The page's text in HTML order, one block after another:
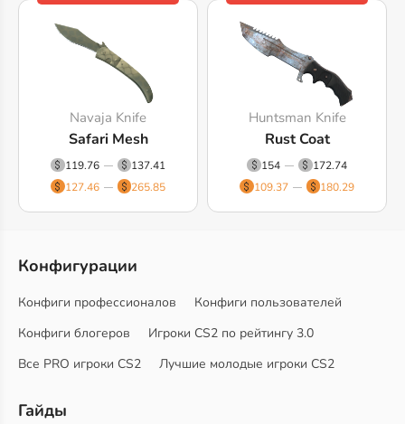
Navaja Knife
Safari Mesh
119.76
137.41
127.46
265.85
Huntsman Knife
Rust Coat
154
172.74
109.37
180.29
Конфигурации
Конфиги профессионалов
Конфиги пользователей
Конфиги блогеров
Игроки CS2 по рейтингу 3.0
Все PRO игроки CS2
Лучшие молодые игроки CS2
Гайды